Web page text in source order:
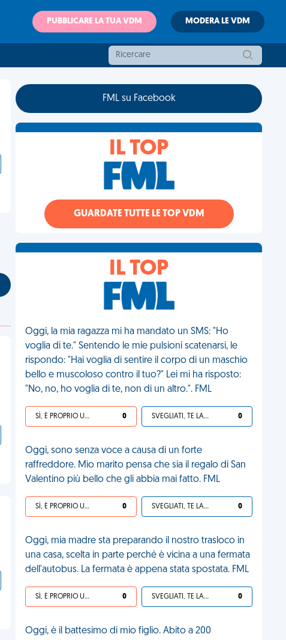
PUBBLICARE LA TUA VDM MODERA LE VDM
FML su Facebook
IL TOP
GUARDATE TUTTE LE TOP VDM
IL TOP
Oggi, la mia ragazza mi ha mandato un SMS: "Ho
voglia di te." Sentendo le mie pulsioni scatenarsi, le
rispondo: "Hai voglia di sentire il corpo di un maschio
bello e muscoloso contro il tuo?" Lei mi ha risposto:
"No, no, ho voglia di te, non di un altro.". FML
SÌ, È PROPRIO UNA VDM! 0 SVEGLIATI, TE LA SEI CERCATA! 0
Oggi, sono senza voce a causa di un forte
raffreddore. Mio marito pensa che sia il regalo di San
Valentino più bello che gli abbia mai fatto. FML
SÌ, È PROPRIO UNA VDM! 0 SVEGLIATI, TE LA SEI CERCATA! 0
Oggi, mia madre sta preparando il nostro trasloco in
una casa, scelta in parte perché è vicina a una fermata
dell'autobus. La fermata è appena stata spostata. FML
SÌ, È PROPRIO UNA VDM! 0 SVEGLIATI, TE LA SEI CERCATA! 0
Oggi, è il battesimo di mio figlio. Abito a 200